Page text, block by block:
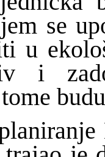
se
u
i